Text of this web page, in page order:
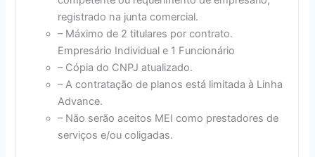
registrado na junta comercial.
– Máximo de 2 titulares por contrato.
Empresário Individual e 1 Funcionário
– Cópia do CNPJ atualizado.
– A contratação de planos está limitada à Linha
Advance.
– Não serão aceitos MEI como prestadores de
serviços e/ou coligadas.